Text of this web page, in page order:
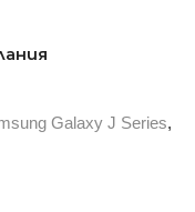
Galaxy J Series,